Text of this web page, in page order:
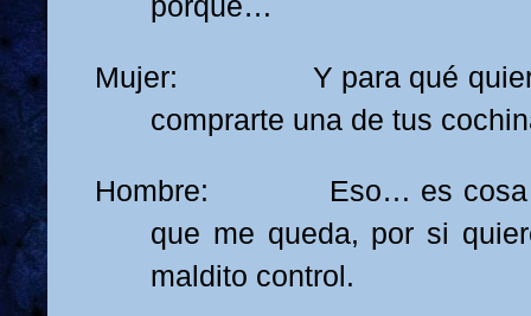
porque…
Mujer: Y para qué quieres
comprarte una de tus
Hombre: Eso… es cosa
que me queda, por si
maldito control.